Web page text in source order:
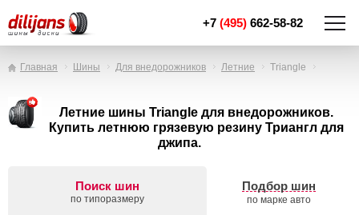
+7 (495) 662-58-82
Главная Шины Для внедорожников Летние Triangle
Летние шины Triangle для внедорожников.
Купить летнюю грязевую резину Триангл для
джипа.
Поиск шин
по типоразмеру
Подбор шин
по марке авто